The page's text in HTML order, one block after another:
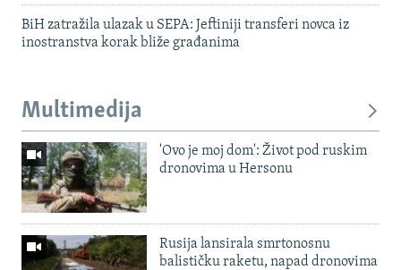
BiH zatražila ulazak u SEPA: Jeftiniji transferi novca iz
inostranstva korak bliže građanima
Multimedija
'Ovo je moj dom': Život pod ruskim
dronovima u Hersonu
Rusija lansirala smrtonosnu
balističku raketu, napad dronovima